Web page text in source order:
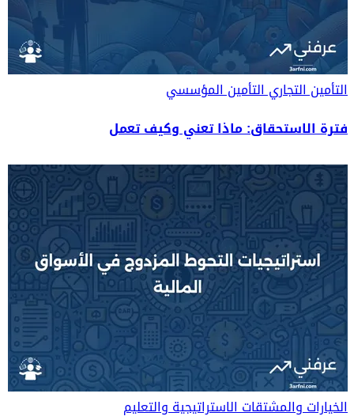
التأمين التجاريالتأمين المؤسسي
فترة الاستحقاق: ماذا تعني وكيف تعمل
الخيارات والمشتقاتالاستراتيجية والتعليم